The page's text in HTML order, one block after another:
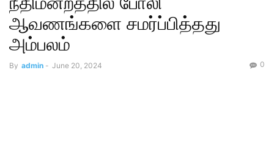
ஆவணங்களை சமர்ப்பித்தது
அம்பலம்
By admin - June 20, 2024 0